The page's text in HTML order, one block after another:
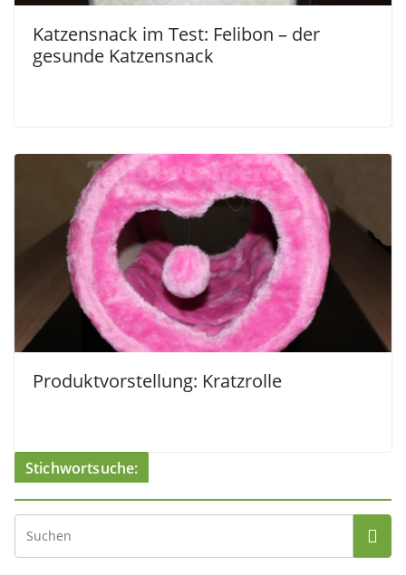
Katzensnack im Test: Felibon – der
gesunde Katzensnack
Produktvorstellung: Kratzrolle
Stichwortsuche: